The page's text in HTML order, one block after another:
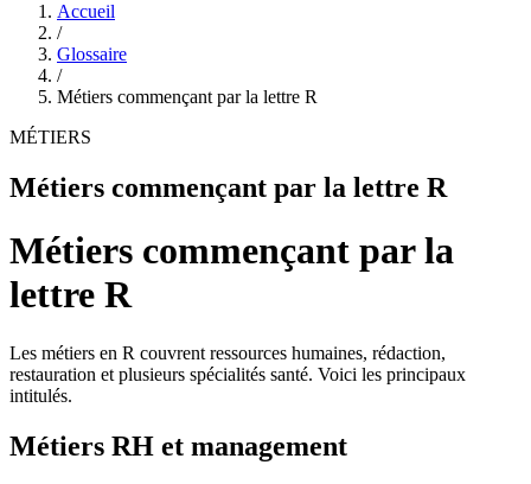
Accueil
/
Glossaire
/
Métiers commençant par la lettre R
MÉTIERS
Métiers commençant par la lettre R
Métiers commençant par la
lettre R
Les métiers en R couvrent ressources humaines, rédaction,
restauration et plusieurs spécialités santé. Voici les principaux
intitulés.
Métiers RH et management